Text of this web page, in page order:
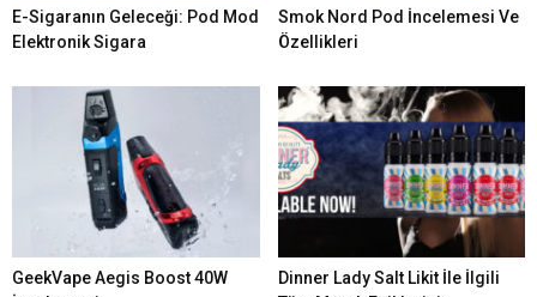
E-Sigaranın Geleceği: Pod Mod
Elektronik Sigara
Smok Nord Pod İncelemesi Ve
Özellikleri
GeekVape Aegis Boost 40W
Dinner Lady Salt Likit İle İlgili